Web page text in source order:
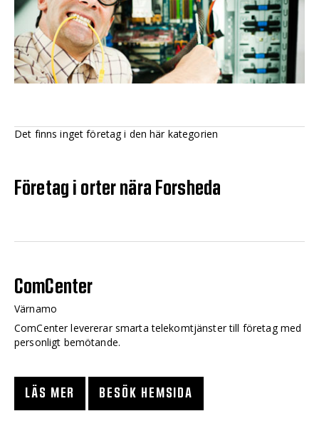
Det finns inget företag i den här kategorien
Företag i orter nära Forsheda
ComCenter
Värnamo
ComCenter levererar smarta telekomtjänster till företag med
personligt bemötande.
LÄS MER BESÖK HEMSIDA